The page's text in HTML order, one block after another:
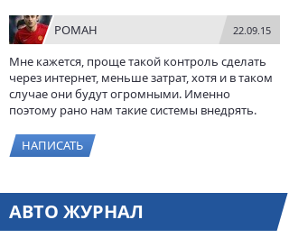
РОМАН 22.09.15
Мне кажется, проще такой контроль сделать
через интернет, меньше затрат, хотя и в таком
случае они будут огромными. Именно
поэтому рано нам такие системы внедрять.
НАПИСАТЬ
АВТО ЖУРНАЛ